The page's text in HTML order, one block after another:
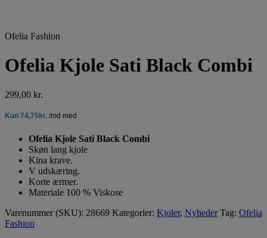
Ofelia Fashion
Ofelia Kjole Sati Black Combi
299,00 kr.
Ofelia Kjole Sati Black Combi
Skøn lang kjole
Kina krave.
V udskæring.
Korte ærmer.
Materiale 100 % Viskose
Varenummer (SKU): 28669 Kategorier: Kjoler, Nyheder Tag: Ofelia
Fashion